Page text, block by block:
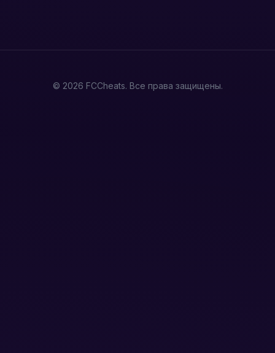
© 2026 FCCheats. Все права защищены.